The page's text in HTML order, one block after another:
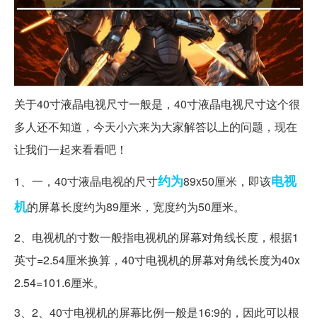
关于40寸液晶电视尺寸一般是，40寸液晶电视尺寸这个很
多人还不知道，今天小六来为大家解答以上的问题，现在
让我们一起来看看吧！
1、一，40寸液晶电视的尺寸约为89x50厘米，即该电视
机的屏幕长度约为89厘米，宽度约为50厘米。
2、电视机的寸数一般指电视机的屏幕对角线长度，根据1
英寸=2.54厘米换算，40寸电视机的屏幕对角线长度为40x
2.54=101.6厘米。
3、2、40寸电视机的屏幕比例一般是16:9的，因此可以根